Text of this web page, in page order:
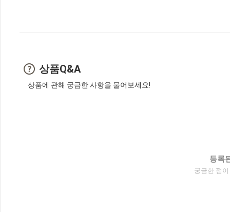
상품Q&A
상품에 관해 궁금한 사항을 물어보세요!
등록
궁금한 점